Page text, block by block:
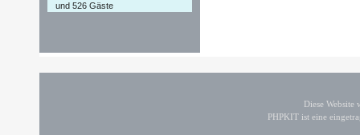
und 526 Gäste
Diese
PHPKIT ist eine